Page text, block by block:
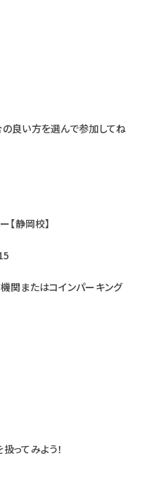
良い方を選んで参加してね
【静岡校】
関またはコインパーキング
ってみよう！